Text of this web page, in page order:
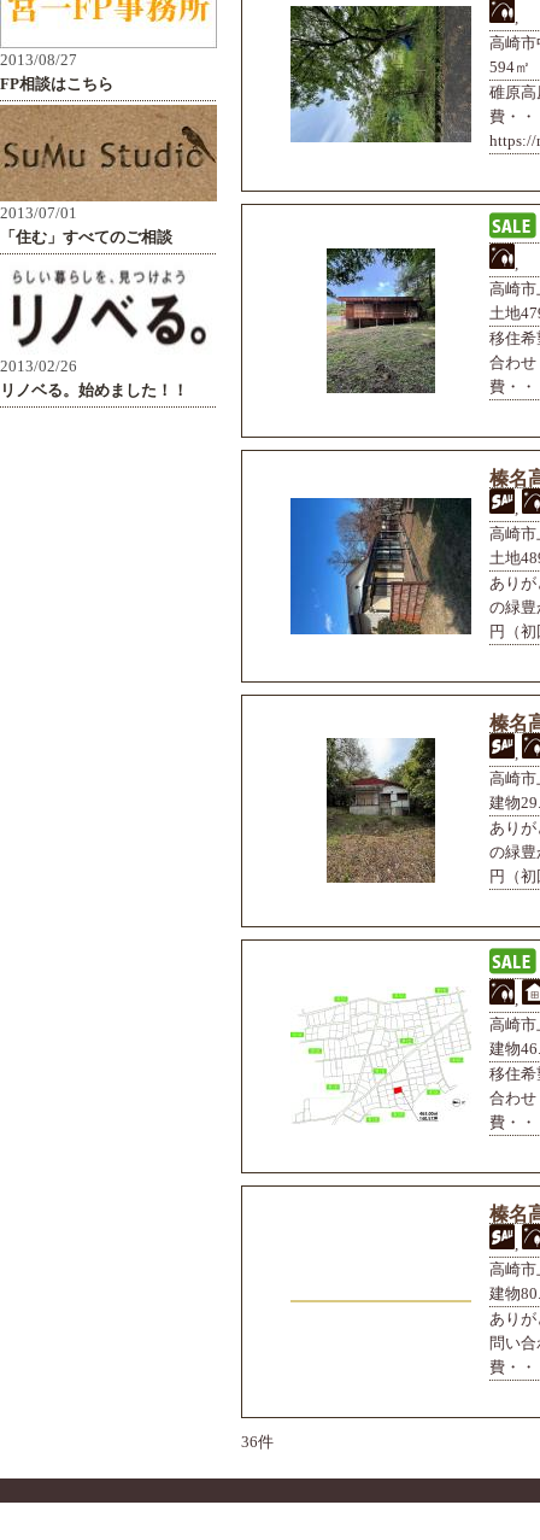
,
高崎市
594㎡
碓原
費・
https://
,
高崎市
土地
移住
合わせ
費・・
榛名
,
高崎市
土地
ありが
の緑
円（
榛名
,
高崎市
建物
ありが
の緑
円（
,
高崎市
建物
移住
合わせ
費・・
榛名
,
高崎市
建物
あり
問い
費・・
36件